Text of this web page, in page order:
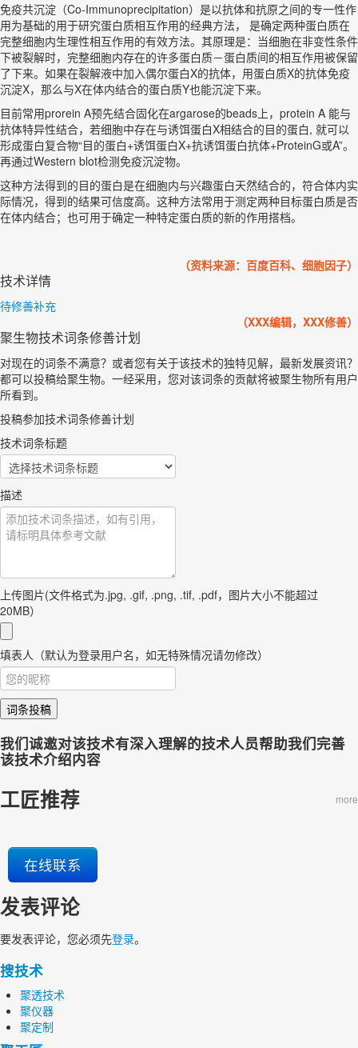
免疫共沉淀（Co-Immunoprecipitation）是以抗体和抗原之间的专一性作
用为基础的用于研究蛋白质相互作用的经典方法， 是确定两种蛋白质在
完整细胞内生理性相互作用的有效方法。其原理是：当细胞在非变性条件
下被裂解时，完整细胞内存在的许多蛋白质－蛋白质间的相互作用被保留
了下来。如果在裂解液中加入偶尔蛋白X的抗体，用蛋白质X的抗体免疫
沉淀X，那么与X在体内结合的蛋白质Y也能沉淀下来。
目前常用prorein A预先结合固化在argarose的beads上，protein A 能与
抗体特异性结合，若细胞中存在与诱饵蛋白X相结合的目的蛋白, 就可以
形成蛋白复合物“目的蛋白+诱饵蛋白X+抗诱饵蛋白抗体+ProteinG或A”。
再通过Western blot检测免疫沉淀物。
这种方法得到的目的蛋白是在细胞内与兴趣蛋白天然结合的，符合体内实
际情况，得到的结果可信度高。这种方法常用于测定两种目标蛋白质是否
在体内结合；也可用于确定一种特定蛋白质的新的作用搭档。
（资料来源：百度百科、细胞因子）
技术详情
待修善补充
（XXX编辑，XXX修善）
聚生物技术词条修善计划
对现在的词条不满意？或者您有关于该技术的独特见解，最新发展资讯？
都可以投稿给聚生物。一经采用，您对该词条的贡献将被聚生物所有用户
所看到。
投稿参加技术词条修善计划
技术词条标题
描述
上传图片(文件格式为.jpg, .gif, .png, .tif, .pdf，图片大小不能超过
20MB）
填表人（默认为登录用户名，如无特殊情况请勿修改）
词条投稿
我们诚邀对该技术有深入理解的技术人员帮助我们完善
该技术介绍内容
工匠推荐 more
在线联系
发表评论
要发表评论，您必须先登录。
搜技术
聚透技术
聚仪器
聚定制